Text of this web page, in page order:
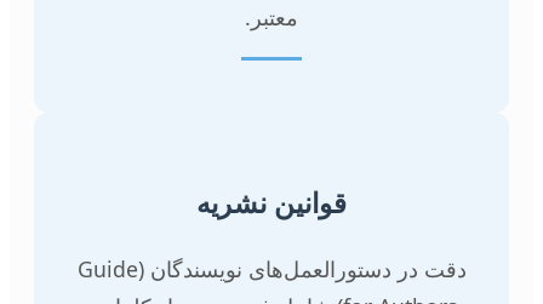
معتبر.
قوانین نشریه
دقت در دستورالعمل‌های نویسندگان (Guide